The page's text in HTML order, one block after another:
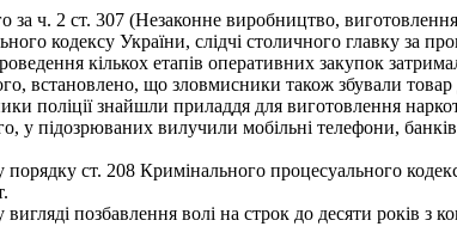
за ч. 2 ст. 307 (Незаконне виробництво, виготовлен
кодексу України, слідчі столичного главку за
кількох етапів оперативних закупок
встановлено, що зловмисники також збували
знайшли приладдя для виготовлення
у підозрюваних вилучили мобільні телефони,
ст. 208 Кримінального процесуального
позбавлення волі на строк до десяти років з